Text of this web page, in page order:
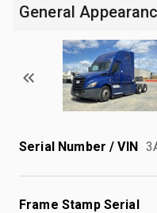
General
Serial Number / VIN
Frame Stamp Serial